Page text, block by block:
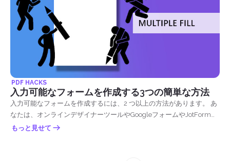
PDF HACKS
入力可能なフォームを作成する3つの簡単な方法
入力可能なフォームを作成するには、2 つ以上の方法があります。 あ
なたは、オンラインデザイナーツールやGoogleフォームやJotFormの
ような既製のフォームを使用して、Microsoft Word、Excel、
もっと見せて